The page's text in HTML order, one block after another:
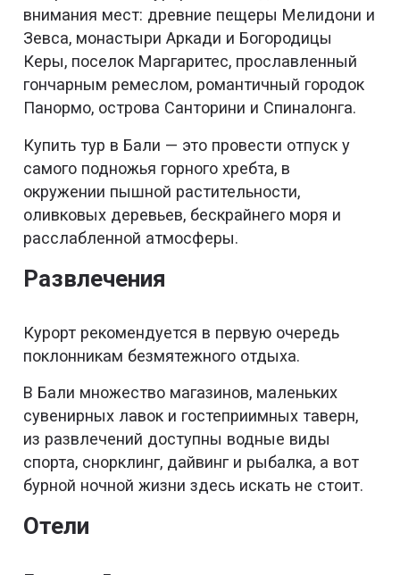
внимания мест: древние пещеры Мелидони и
Зевса, монастыри Аркади и Богородицы
Керы, поселок Маргаритес, прославленный
гончарным ремеслом, романтичный городок
Панормо, острова Санторини и Спиналонга.
Купить тур в Бали — это провести отпуск у
самого подножья горного хребта, в
окружении пышной растительности,
оливковых деревьев, бескрайнего моря и
расслабленной атмосферы.
Развлечения
Курорт рекомендуется в первую очередь
поклонникам безмятежного отдыха.
В Бали множество магазинов, маленьких
сувенирных лавок и гостеприимных таверн,
из развлечений доступны водные виды
спорта, снорклинг, дайвинг и рыбалка, а вот
бурной ночной жизни здесь искать не стоит.
Отели